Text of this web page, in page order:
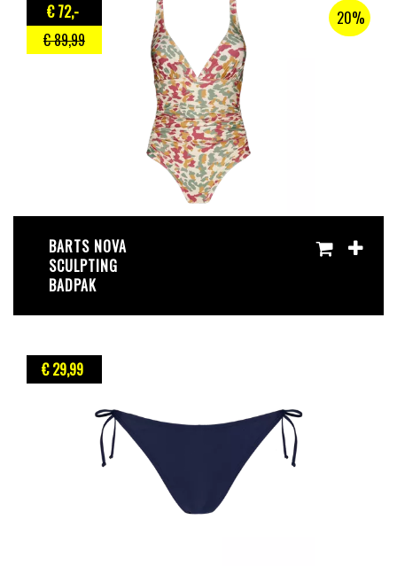
€ 72,-
€ 89,99
20%
BARTS NOVA
SCULPTING
BADPAK
€ 29,99